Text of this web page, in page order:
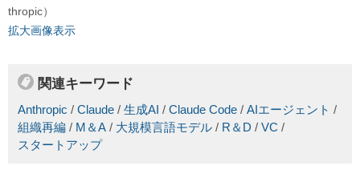
thropic）
拡大画像表示
関連キーワード
Anthropic / Claude / 生成AI / Claude Code / AIエージェント /
組織再編 / M＆A / 大規模言語モデル / R＆D / VC /
スタートアップ